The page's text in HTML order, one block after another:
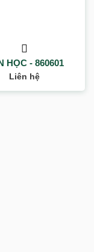
HỌC - 860601
Liên hệ